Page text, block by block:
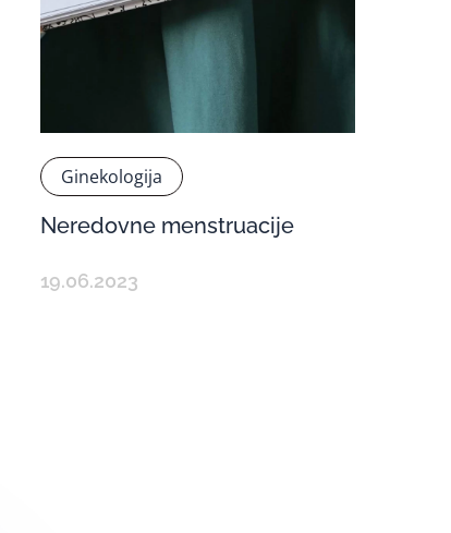
Ginekologija
Neredovne menstruacije
19.06.2023